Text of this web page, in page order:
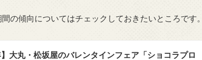
の傾向についてはチェックしておきたいところです。
】大丸・松坂屋のバレンタインフェア「ショコラプロ